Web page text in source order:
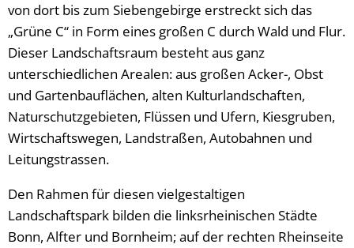
von dort bis zum Siebengebirge erstreckt sich das
„Grüne C“ in Form eines großen C durch Wald und Flur.
Dieser Landschaftsraum besteht aus ganz
unterschiedlichen Arealen: aus großen Acker-, Obst
und Gartenbauflächen, alten Kulturlandschaften,
Naturschutzgebieten, Flüssen und Ufern, Kiesgruben,
Wirtschaftswegen, Landstraßen, Autobahnen und
Leitungstrassen.
Den Rahmen für diesen vielgestaltigen
Landschaftspark bilden die linksrheinischen Städte
Bonn, Alfter und Bornheim; auf der rechten Rheinseite